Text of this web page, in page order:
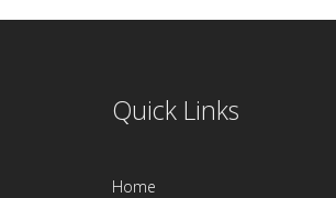
Quick Links
Home